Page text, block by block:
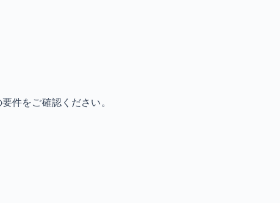
件をご確認ください。